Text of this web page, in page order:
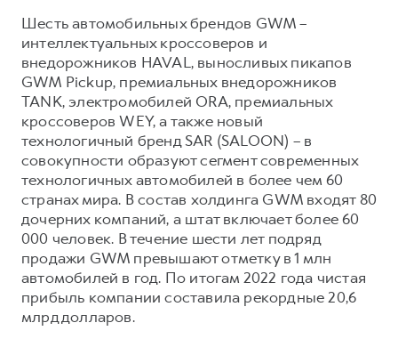
Шесть автомобильных брендов GWM –
интеллектуальных кроссоверов и
внедорожников HAVAL, выносливых пикапов
GWM Pickup, премиальных внедорожников
TANK, электромобилей ORA, премиальных
кроссоверов WEY, а также новый
технологичный бренд SAR (SALOON) – в
совокупности образуют сегмент современных
технологичных автомобилей в более чем 60
странах мира. В состав холдинга GWM входят 80
дочерних компаний, а штат включает более 60
000 человек. В течение шести лет подряд
продажи GWM превышают отметку в 1 млн
автомобилей в год. По итогам 2022 года чистая
прибыль компании составила рекордные 20,6
млрд долларов.